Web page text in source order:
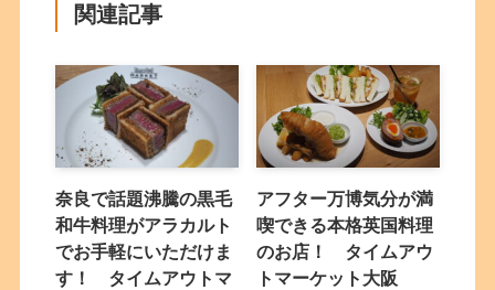
関連記事
奈良で話題沸騰の黒毛
和牛料理がアラカルト
でお手軽にいただけま
す！ タイムアウトマ
アフター万博気分が満
喫できる本格英国料理
のお店！ タイムアウ
トマーケット大阪